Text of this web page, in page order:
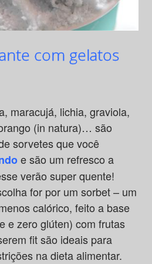
com gelatos
maracujá, lichia, graviola,
(in natura)… são
sorvetes que você
e são um refresco a
verão super quente!
for por um sorbet – um
calórico, feito a base
e zero glúten) com frutas
fit são ideais para
na dieta alimentar.